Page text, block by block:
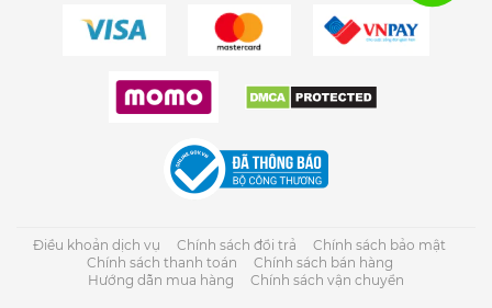
Điều khoản dịch vụ Chính sách đổi trả
Chính sách bảo mật
Chính sách thanh toán
Chính sách bán hàng
Hướng dẫn mua hàng
Chính sách vận chuyển